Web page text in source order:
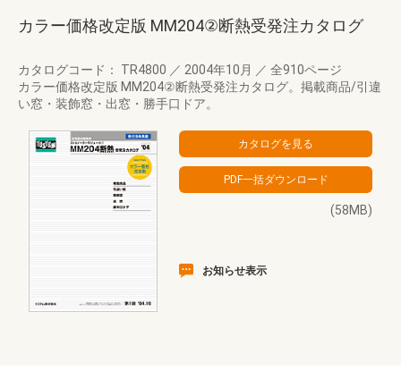
カラー価格改定版 MM204②断熱受発注カタログ
カタログコード： TR4800 ／ 2004年10月 ／ 全910ページ
カラー価格改定版 MM204②断熱受発注カタログ。掲載商品/引違
い窓・装飾窓・出窓・勝手口ドア。
(58MB)
お知らせ表示